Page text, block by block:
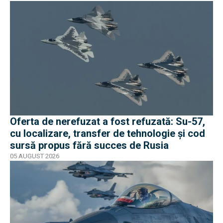
Oferta de nerefuzat a fost refuzată: Su-57,
cu localizare, transfer de tehnologie și cod
sursă propus fără succes de Rusia
05 AUGUST 2026